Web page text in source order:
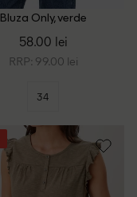
Bluza Only, verde
58.00 lei
RRP: 99.00 lei
34